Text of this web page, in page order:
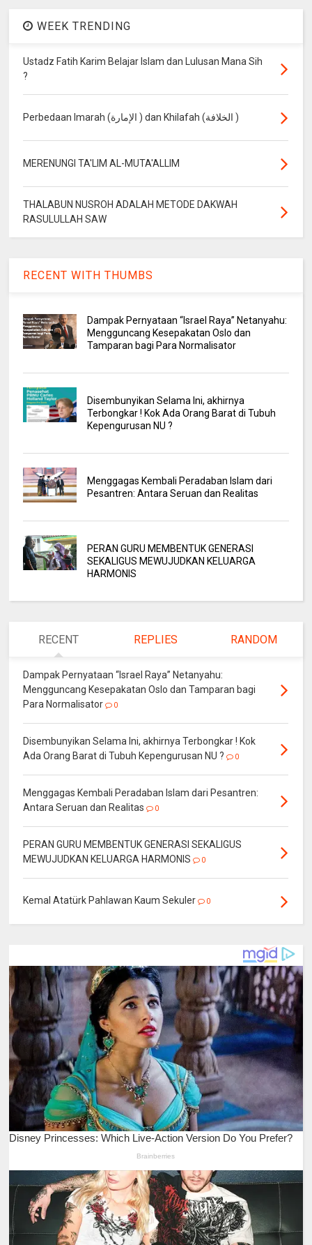
WEEK TRENDING
Ustadz Fatih Karim Belajar Islam dan Lulusan Mana Sih
?
Perbedaan Imarah (الإمارة ) dan Khilafah (الخلافة )
MERENUNGI TA'LIM AL-MUTA'ALLIM
THALABUN NUSROH ADALAH METODE DAKWAH
RASULULLAH SAW
RECENT WITH THUMBS
Dampak Pernyataan “Israel Raya” Netanyahu:
Mengguncang Kesepakatan Oslo dan
Tamparan bagi Para Normalisator
Disembunyikan Selama Ini, akhirnya
Terbongkar ! Kok Ada Orang Barat di Tubuh
Kepengurusan NU ?
Menggagas Kembali Peradaban Islam dari
Pesantren: Antara Seruan dan Realitas
PERAN GURU MEMBENTUK GENERASI
SEKALIGUS MEWUJUDKAN KELUARGA
HARMONIS
RECENT REPLIES RANDOM
Dampak Pernyataan “Israel Raya” Netanyahu:
Mengguncang Kesepakatan Oslo dan Tamparan bagi
Para Normalisator
0
Disembunyikan Selama Ini, akhirnya Terbongkar ! Kok
Ada Orang Barat di Tubuh Kepengurusan NU ?
0
Menggagas Kembali Peradaban Islam dari Pesantren:
Antara Seruan dan Realitas
0
PERAN GURU MEMBENTUK GENERASI SEKALIGUS
MEWUJUDKAN KELUARGA HARMONIS
0
Kemal Atatürk Pahlawan Kaum Sekuler 0